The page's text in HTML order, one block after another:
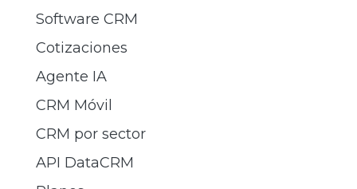
Software CRM
Cotizaciones
Agente IA
CRM Móvil
CRM por sector
API DataCRM